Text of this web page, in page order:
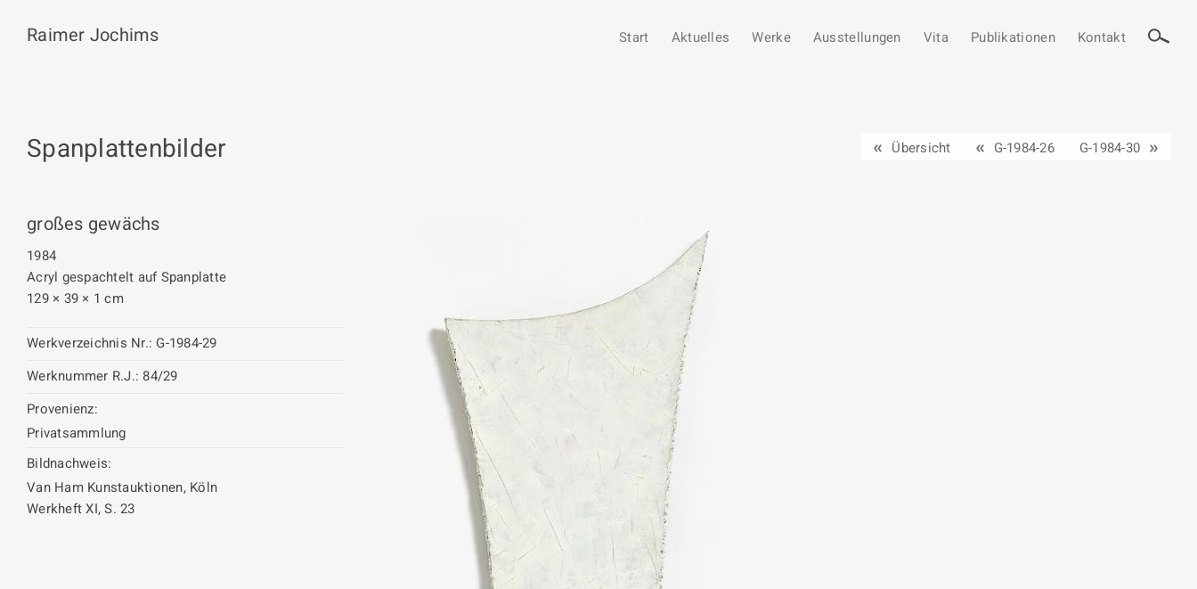
Raimer Jochims Start Aktuelles Werke Ausstellungen Vita Publikationen Kontakt
Spanplattenbilder Übersicht G-1984-26 G-1984-30
großes gewächs
1984
Acryl gespachtelt auf Spanplatte
129 × 39 × 1 cm
Werkverzeichnis Nr.: G-1984-29
Werknummer R.J.: 84/29
Provenienz:
Privatsammlung
Bildnachweis:
Van Ham Kunstauktionen, Köln
Werkheft XI, S. 23